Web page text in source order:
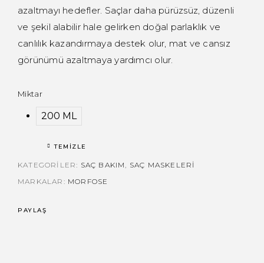
azaltmayı hedefler. Saçlar daha pürüzsüz, düzenli
ve şekil alabilir hale gelirken doğal parlaklık ve
canlılık kazandırmaya destek olur, mat ve cansız
görünümü azaltmaya yardımcı olur.
Miktar
200 ML
TEMIZLE
KATEGORILER: SAÇ BAKIM
SAÇ MASKELERI
MARKALAR: MORFOSE
PAYLAŞ